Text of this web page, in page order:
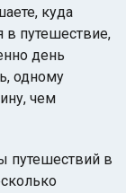
куда
в путешествие,
день
одному
чем
путешествий в